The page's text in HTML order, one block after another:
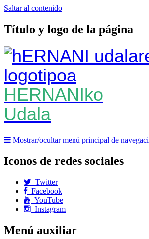
Saltar al contenido
Título y logo de la página
HERNANIko
Udala
Mostrar/ocultar menú principal de
Iconos de redes sociales
Twitter
Facebook
YouTube
Instagram
Menú auxiliar